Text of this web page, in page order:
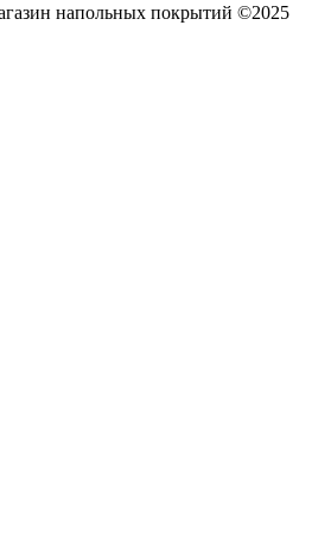
напольных покрытий ©2025